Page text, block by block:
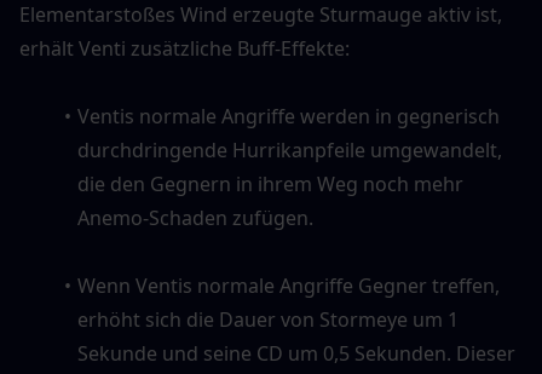
Elementarstoßes Wind erzeugte Sturmauge aktiv ist,
erhält Venti zusätzliche Buff-Effekte:
Ventis normale Angriffe werden in gegnerisch
durchdringende Hurrikanpfeile umgewandelt,
die den Gegnern in ihrem Weg noch mehr
Anemo-Schaden zufügen.
Wenn Ventis normale Angriffe Gegner treffen,
erhöht sich die Dauer von Stormeye um 1
Sekunde und seine CD um 0,5 Sekunden. Dieser